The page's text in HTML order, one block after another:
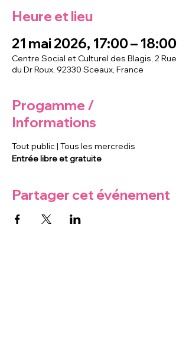
Heure et lieu
21 mai 2026, 17:00 – 18:00
Centre Social et Culturel des Blagis, 2 Rue
du Dr Roux, 92330 Sceaux, France
Progamme /
Informations
Tout public | Tous les mercredis
Entrée libre et gratuite
Partager cet événement